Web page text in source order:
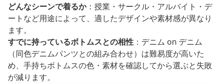
どんなシーンで着るか：授業・サークル・アルバイト・デ
ートなど用途によって、適したデザインや素材感が異なり
ます。
すでに持っているボトムスとの相性 ：デニム on デニム
（同色デニムパンツとの組み合わせ）は難易度が高いた
め、手持ちボトムスの色・素材を確認してから選ぶと失敗
が減ります。